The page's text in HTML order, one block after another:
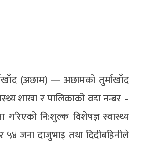
(अछाम) — अछामको तुर्माखाँद
शाखा र पालिकाको वडा नम्बर –
नि:शुल्क विशेषज्ञ स्वास्थ्य
५४ जना दाजुभाइ तथा दिदीबहिनीले